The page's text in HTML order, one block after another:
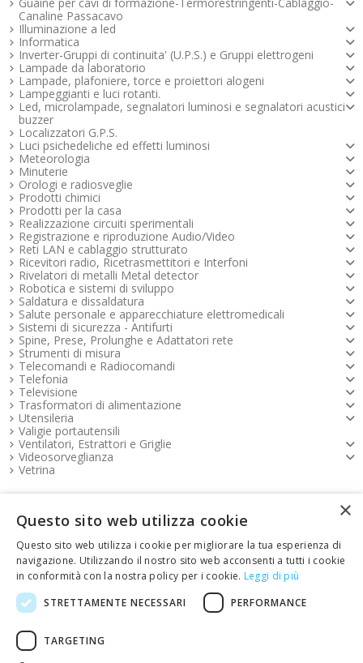
Canaline Passacavo
Illuminazione a led
Informatica
Inverter-Gruppi di continuita' (U.P.S.) e Gruppi elettrogeni
Lampade da laboratorio
Lampade, plafoniere, torce e proiettori alogeni
Lampeggianti e luci rotanti.
Led, microlampade, segnalatori luminosi e segnalatori acustici -
buzzer
Localizzatori G.P.S.
Luci psichedeliche ed effetti luminosi
Meteorologia
Minuterie
Orologi e radiosveglie
Prodotti chimici
Prodotti per la casa
Realizzazione circuiti sperimentali
Registrazione e riproduzione Audio/Video
Reti LAN e cablaggio strutturato
Ricevitori radio, Ricetrasmettitori e Interfoni
Rivelatori di metalli Metal detector
Robotica e sistemi di sviluppo
Saldatura e dissaldatura
Salute personale e apparecchiature elettromedicali
Sistemi di sicurezza - Antifurti
Spine, Prese, Prolunghe e Adattatori rete
Strumenti di misura
Telecomandi e Radiocomandi
Telefonia
Televisione
Trasformatori di alimentazione
Utensileria
Valigie portautensili
Ventilatori, Estrattori e Griglie
Videosorveglianza
Vetrina
Pagamenti FOOTER
Copyright e contatti FOOTER
link Emotion FOOTER
Restituisci articoli
×
Questo sito web utilizza cookie
Questo sito web utilizza i cookie per migliorare la tua esperienza di
navigazione. Utilizzando il nostro sito web acconsenti a tutti i cookie
in conformità con la nostra policy per i cookie. Leggi di più
STRETTAMENTE NECESSARI
PERFORMANCE
TARGETING